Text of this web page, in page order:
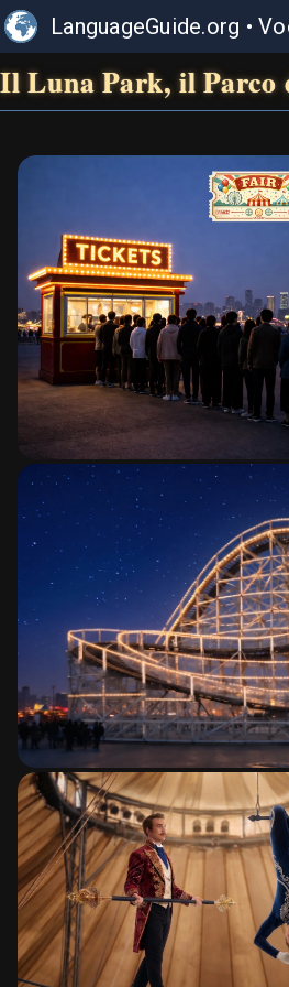
LanguageGuide.org •
Il Luna Park, il Parco